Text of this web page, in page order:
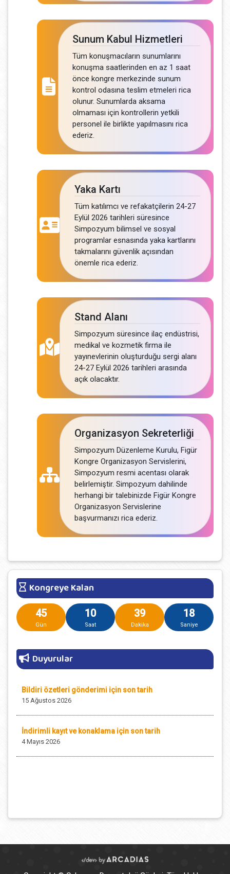
Sunum Kabul Hizmetleri
Tüm konuşmacıların sunumlarını
konuşma saatlerinden en az 1 saat
önce kongre merkezinde sunum
kontrol odasına teslim etmeleri rica
olunur. Sunumlarda aksama
olmaması için kontrollerin yetkili
personel ile birlikte yapılmasını rica
ederiz.
Yaka Kartı
Tüm katılımcı ve refakatçilerin 24-27
Eylül 2026 tarihleri süresince
Simpozyum bilimsel ve sosyal
programlar esnasında yaka kartlarını
takmalarını güvenlik açısından
önemle rica ederiz.
Stand Alanı
Simpozyum süresince ilaç endüstrisi,
medikal ve kozmetik firma ile
yayınevlerinin oluşturduğu sergi alanı
24-27 Eylül 2026 tarihleri arasında
açık olacaktır.
Organizasyon Sekreterliği
Simpozyum Düzenleme Kurulu, Figür
Kongre Organizasyon Servislerini,
Simpozyum resmi acentası olarak
belirlemiştir. Simpozyum dahilinde
herhangi bir talebinizde Figür Kongre
Organizasyon Servislerine
başvurmanızı rica ederiz.
Kongreye Kalan
45
Gün
10
Saat
39
Dakika
18
Saniye
Duyurular
Bildiri özetleri gönderimi için son tarih
15 Ağustos 2026
İndirimli kayıt ve konaklama için son tarih
4 Mayıs 2026